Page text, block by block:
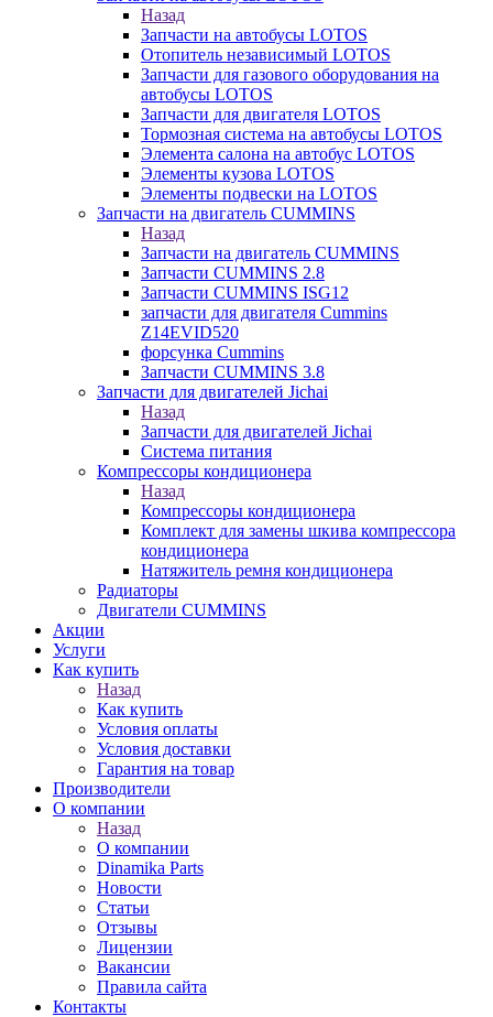
Назад
Запчасти на автобусы LOTOS
Отопитель независимый LOTOS
Запчасти для газового оборудования на
автобусы LOTOS
Запчасти для двигателя LOTOS
Тормозная система на автобусы LOTOS
Элемента салона на автобус LOTOS
Элементы кузова LOTOS
Элементы подвески на LOTOS
Запчасти на двигатель CUMMINS
Назад
Запчасти на двигатель CUMMINS
Запчасти CUMMINS 2.8
Запчасти CUMMINS ISG12
запчасти для двигателя Cummins
Z14EVID520
форсунка Cummins
Запчасти CUMMINS 3.8
Запчасти для двигателей Jichai
Назад
Запчасти для двигателей Jichai
Система питания
Компрессоры кондиционера
Назад
Компрессоры кондиционера
Комплект для замены шкива компрессора
кондиционера
Натяжитель ремня кондиционера
Радиаторы
Двигатели CUMMINS
Акции
Услуги
Как купить
Назад
Как купить
Условия оплаты
Условия доставки
Гарантия на товар
Производители
О компании
Назад
О компании
Dinamika Parts
Новости
Статьи
Отзывы
Лицензии
Вакансии
Правила сайта
Контакты